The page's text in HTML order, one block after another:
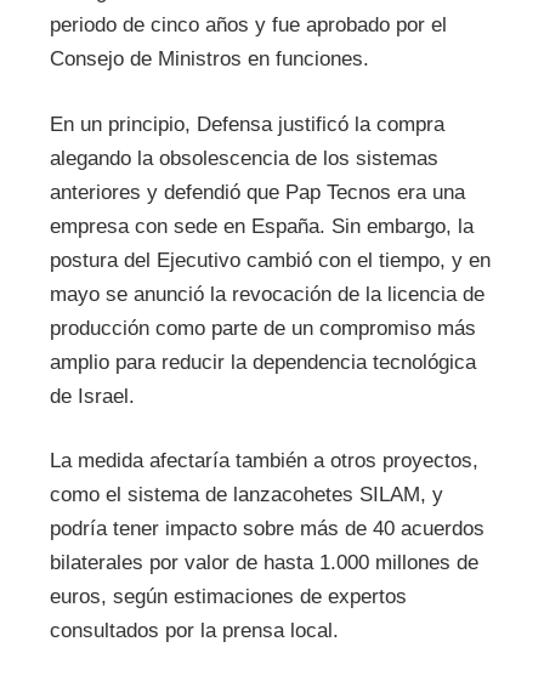
periodo de cinco años y fue aprobado por el
Consejo de Ministros en funciones.
En un principio, Defensa justificó la compra
alegando la obsolescencia de los sistemas
anteriores y defendió que Pap Tecnos era una
empresa con sede en España. Sin embargo, la
postura del Ejecutivo cambió con el tiempo, y en
mayo se anunció la revocación de la licencia de
producción como parte de un compromiso más
amplio para reducir la dependencia tecnológica
de Israel.
La medida afectaría también a otros proyectos,
como el sistema de lanzacohetes SILAM, y
podría tener impacto sobre más de 40 acuerdos
bilaterales por valor de hasta 1.000 millones de
euros, según estimaciones de expertos
consultados por la prensa local.